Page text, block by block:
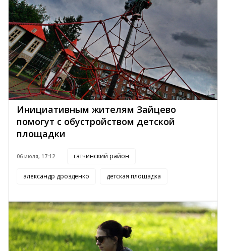
Инициативным жителям Зайцево
помогут с обустройством детской
площадки
06 июля, 17:12 гатчинский район
александр дрозденко детская площадка